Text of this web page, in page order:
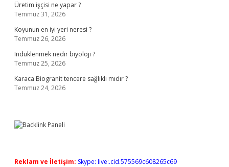
Üretim işçisi ne yapar ?
Temmuz 31, 2026
Koyunun en iyi yeri neresi ?
Temmuz 26, 2026
Indüklenmek nedir biyoloji ?
Temmuz 25, 2026
Karaca Biogranit tencere sağlıklı mıdır ?
Temmuz 24, 2026
Reklam ve İletişim: Skype: live:.cid.575569c608265c69